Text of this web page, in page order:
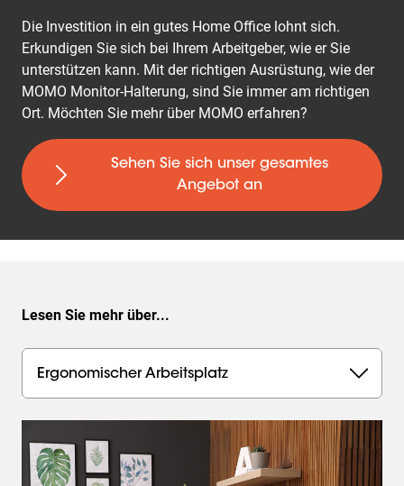
Die Investition in ein gutes Home Office lohnt sich.
Erkundigen Sie sich bei Ihrem Arbeitgeber, wie er Sie
unterstützen kann. Mit der richtigen Ausrüstung, wie der
MOMO Monitor-Halterung, sind Sie immer am richtigen
Ort. Möchten Sie mehr über MOMO erfahren?
Sehen Sie sich unser gesamtes
Angebot an
Lesen Sie mehr über...
Ergonomischer Arbeitsplatz